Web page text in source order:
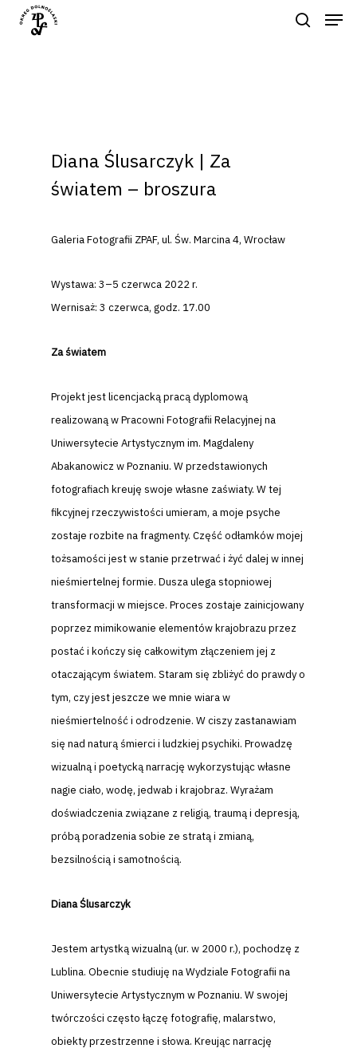
Diana Ślusarczyk | Za
światem – broszura
Galeria Fotografii ZPAF, ul. Św. Marcina 4, Wrocław
Wystawa: 3–5 czerwca 2022 r.
Wernisaż: 3 czerwca, godz. 17.00
Za światem
Projekt jest licencjacką pracą dyplomową
realizowaną w Pracowni Fotografii Relacyjnej na
Uniwersytecie Artystycznym im. Magdaleny
Abakanowicz w Poznaniu. W przedstawionych
fotografiach kreuję swoje własne zaświaty. W tej
fikcyjnej rzeczywistości umieram, a moje psyche
zostaje rozbite na fragmenty. Część odłamków mojej
tożsamości jest w stanie przetrwać i żyć dalej w innej
nieśmiertelnej formie. Dusza ulega stopniowej
transformacji w miejsce. Proces zostaje zainicjowany
poprzez mimikowanie elementówkrajobrazu przez
postać i kończy się całkowitym złączeniem jej z
otaczającym światem. Staram się zbliżyć do prawdy o
tym, czy jest jeszcze wemnie wiara w
nieśmiertelność i odrodzenie. W ciszy zastanawiam
się nadnaturą śmierci i ludzkiej psychiki. Prowadzę
wizualną i poetycką narrację wykorzystując własne
nagie ciało, wodę, jedwab i krajobraz. Wyrażam
doświadczenia związane z religią, traumą i depresją,
próbą poradzenia sobie ze stratą i zmianą,
bezsilnością i samotnością.
Diana Ślusarczyk
Jestem artystką wizualną (ur. w 2000 r.), pochodzę z
Lublina. Obecnie studiuję na Wydziale Fotografii na
Uniwersytecie Artystycznym w Poznaniu. Wswojej
twórczości często łączę fotografię, malarstwo,
obiekty przestrzenne i słowa. Kreując narrację